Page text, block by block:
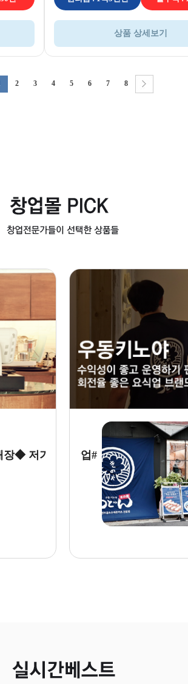
상품 상세보기
2 3 4 5 6 7 8
가커
#우동창업#